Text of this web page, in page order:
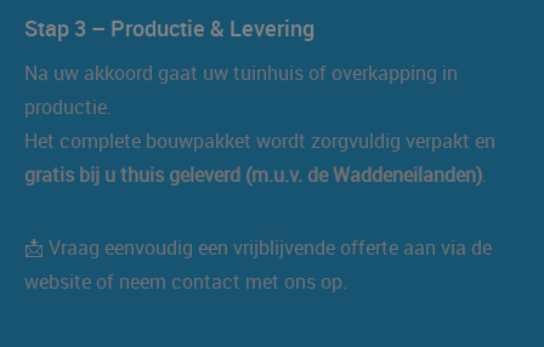
Stap 3 – Productie & Levering
Na uw akkoord gaat uw tuinhuis of overkapping in
productie.
Het complete bouwpakket wordt zorgvuldig verpakt en
gratis bij u thuis geleverd (m.u.v. de Waddeneilanden).
📩 Vraag eenvoudig een vrijblijvende offerte aan via de
website of neem contact met ons op.